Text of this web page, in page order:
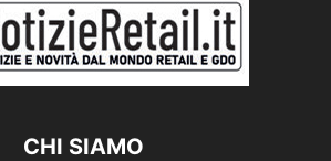
CHI SIAMO